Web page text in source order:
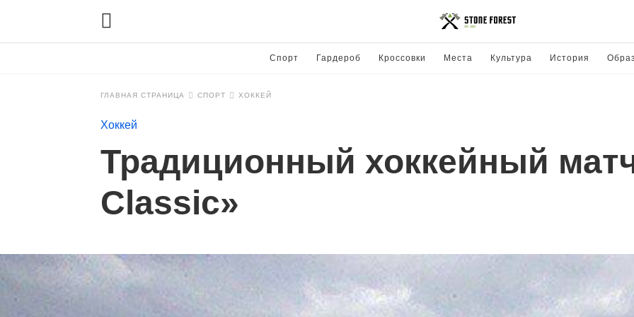
Спорт Гардероб Кроссовки Места Культура История
ГЛАВНАЯ СТРАНИЦА СПОРТ ХОККЕЙ
Хоккей
Традиционный хоккейный
Classic»